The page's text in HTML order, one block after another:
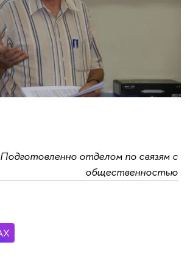
Подготовленно отделом по связям с
общественностью